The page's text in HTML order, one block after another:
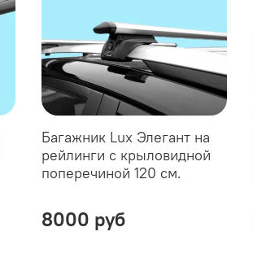
Багажник Lux Элегант на
рейлинги с крыловидной
поперечиной 120 см.
8000 руб